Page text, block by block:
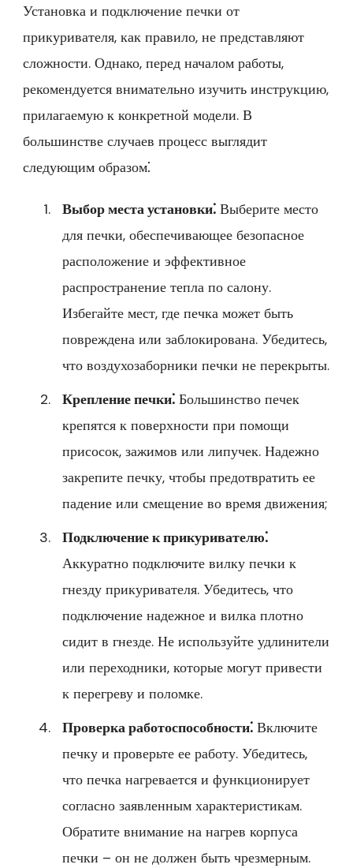
Установка и подключение печки от
прикуривателя, как правило, не представляют
сложности. Однако, перед началом работы,
рекомендуется внимательно изучить инструкцию,
прилагаемую к конкретной модели. В
большинстве случаев процесс выглядит
следующим образом⁚
Выбор места установки⁚ Выберите место
для печки, обеспечивающее безопасное
расположение и эффективное
распространение тепла по салону.
Избегайте мест, где печка может быть
повреждена или заблокирована. Убедитесь,
что воздухозаборники печки не перекрыты.
Крепление печки⁚ Большинство печек
крепятся к поверхности при помощи
присосок, зажимов или липучек. Надежно
закрепите печку, чтобы предотвратить ее
падение или смещение во время движения;
Подключение к прикуривателю⁚
Аккуратно подключите вилку печки к
гнезду прикуривателя. Убедитесь, что
подключение надежное и вилка плотно
сидит в гнезде. Не используйте удлинители
или переходники, которые могут привести
к перегреву и поломке.
Проверка работоспособности⁚ Включите
печку и проверьте ее работу. Убедитесь,
что печка нагревается и функционирует
согласно заявленным характеристикам.
Обратите внимание на нагрев корпуса
печки – он не должен быть чрезмерным.